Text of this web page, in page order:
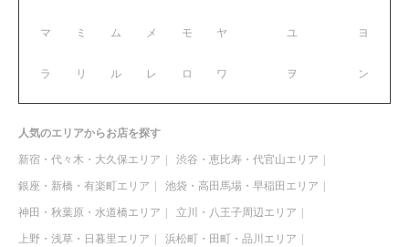
マ ミ ム メ モ
ラ リ ル レ ロ
ヤ ユ ヨ
ワ ヲ ン
人気のエリアからお店を探す
新宿・代々木・大久保エリア 渋谷・恵比寿・代官山エリア
銀座・新橋・有楽町エリア 池袋・高田馬場・早稲田エリア
神田・秋葉原・水道橋エリア 立川・八王子周辺エリア
上野・浅草・日暮里エリア 浜松町・田町・品川エリア